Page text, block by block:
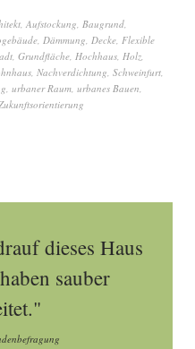
, Aufstockung, Baugrund,
, Dämmung, Decke, Flexible
, Grundfläche, Hochhaus, Holz,
, Nachverdichtung, Schweinfurt,
, urbaner Raum, urbanes Bauen,
dieses Haus
sauber